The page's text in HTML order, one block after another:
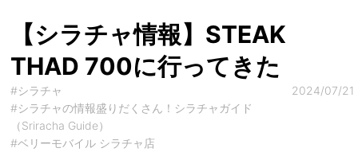
【シラチャ情報】STEAK
THAD 700に行ってきた
#シラチャ
#シラチャの情報盛りだくさん！シラチャガイド
（Sriracha Guide）
#ベリーモバイル シラチャ店
2024/07/21